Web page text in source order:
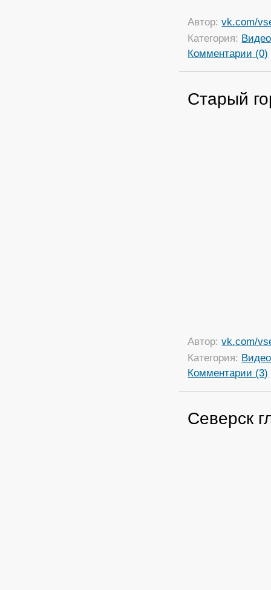
Автор:vk.com/
Категория: Видео
Комментарии (0)
Старый
Автор:vk.com/
Категория: Видео
Комментарии (3)
Северск